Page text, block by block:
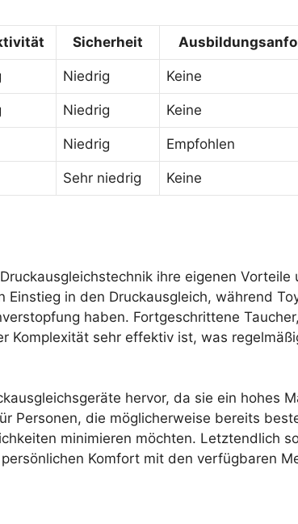
Sicherheit
Niedrig Keine
Niedrig Keine
Niedrig Empfohlen
Sehr niedrig Keine
ihre eigenen Vorteile
in den Druckausgleich, während
haben. Fortgeschrittene
Komplexität sehr effektiv ist, was
hervor, da sie ein hohes
Personen, die möglicherweise bereits
minimieren möchten. Letztendlich
Komfort mit den verfügbaren